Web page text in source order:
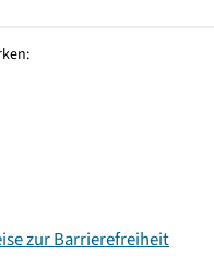
zur Barrierefreiheit